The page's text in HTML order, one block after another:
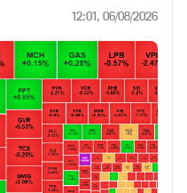
12:01, 06/08/2026